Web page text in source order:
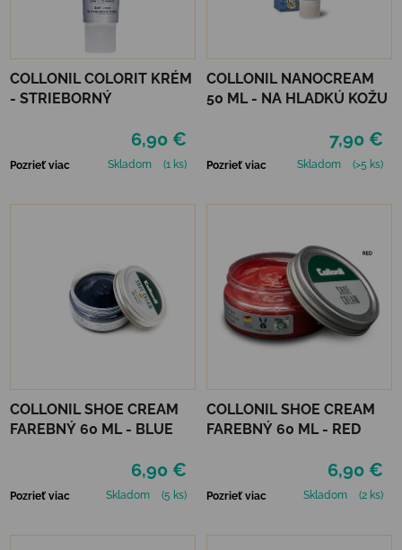
COLLONIL COLORIT KRÉM
- STRIEBORNÝ
6,90 €
Pozrieť viac Skladom (1 ks)
COLLONIL NANOCREAM
50 ML - NA HLADKÚ KOŽU
7,90 €
Pozrieť viac Skladom (>5 ks)
COLLONIL SHOE CREAM
FAREBNÝ 60 ML - BLUE
6,90 €
Pozrieť viac Skladom (5 ks)
COLLONIL SHOE CREAM
FAREBNÝ 60 ML - RED
6,90 €
Pozrieť viac Skladom (2 ks)